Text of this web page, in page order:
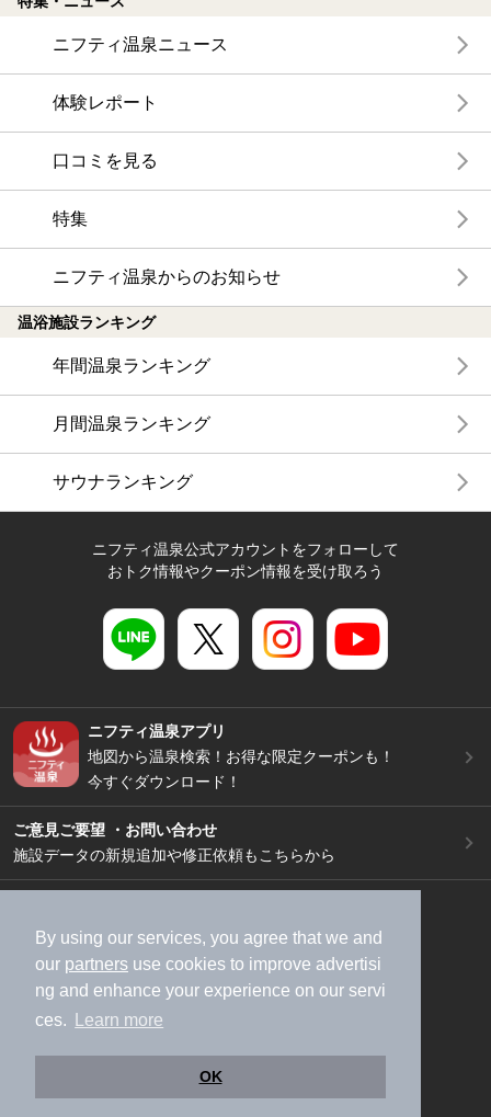
By using our services, you agree that we and
our partners use cookies to improve advertisi
ng and enhance your experience on our servi
ces.
Learn more
OK
ニフティ温泉ニュース
体験レポート
口コミを見る
特集
ニフティ温泉からのお知らせ
温浴施設ランキング
年間温泉ランキング
月間温泉ランキング
サウナランキング
ニフティ温泉公式アカウントをフォローして
おトク情報やクーポン情報を受け取ろう
ニフティ温泉アプリ
地図から温泉検索！お得な限定クーポンも！
今すぐダウンロード！
ご意見ご要望 ・お問い合わせ
施設データの新規追加や修正依頼もこちらから
加盟店募集（資料請求）
広告出稿のご案内
利用規約
ライフスタイルMEMBERS+規約
特定商取引法に基づく表記
ヘルプ
採用情報
運営会社